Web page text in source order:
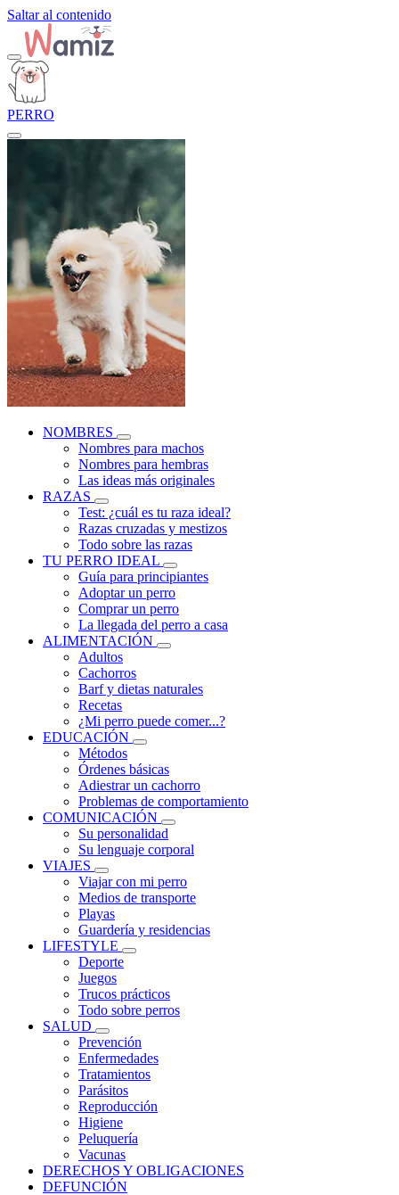
Saltar al contenido
PERRO
NOMBRES
Nombres para machos
Nombres para hembras
Las ideas más originales
RAZAS
Test: ¿cuál es tu raza ideal?
Razas cruzadas y mestizos
Todo sobre las razas
TU PERRO IDEAL
Guía para principiantes
Adoptar un perro
Comprar un perro
La llegada del perro a casa
ALIMENTACIÓN
Adultos
Cachorros
Barf y dietas naturales
Recetas
¿Mi perro puede comer...?
EDUCACIÓN
Métodos
Órdenes básicas
Adiestrar un cachorro
Problemas de comportamiento
COMUNICACIÓN
Su personalidad
Su lenguaje corporal
VIAJES
Viajar con mi perro
Medios de transporte
Playas
Guardería y residencias
LIFESTYLE
Deporte
Juegos
Trucos prácticos
Todo sobre perros
SALUD
Prevención
Enfermedades
Tratamientos
Parásitos
Reproducción
Higiene
Peluquería
Vacunas
DERECHOS Y OBLIGACIONES
DEFUNCIÓN